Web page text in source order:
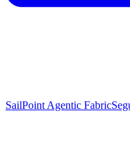
SailPoint Agentic Fabric